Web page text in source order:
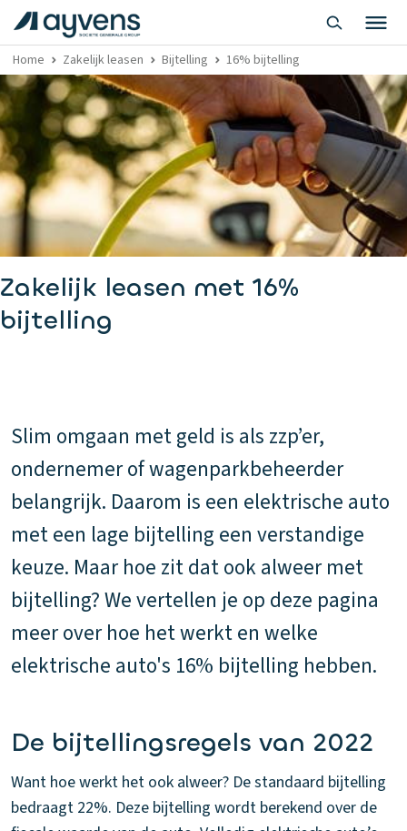
Home Zakelijk leasen Bijtelling 16% bijtelling
Zakelijk leasen met 16%
bijtelling
Slim omgaan met geld is als zzp’er,
ondernemer of wagenparkbeheerder
belangrijk. Daarom is een elektrische auto
met een lage bijtelling een verstandige
keuze. Maar hoe zit dat ook alweer met
bijtelling? We vertellen je op deze pagina
meer over hoe het werkt en welke
elektrische auto's 16% bijtelling hebben.
De bijtellingsregels van 2022
Want hoe werkt het ook alweer? De standaard bijtelling
bedraagt 22%. Deze bijtelling wordt berekend over de